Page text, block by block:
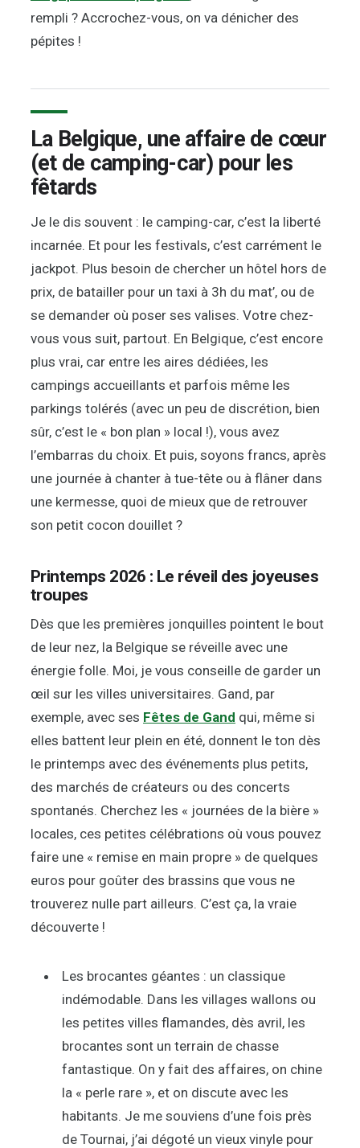
rempli ? Accrochez-vous, on va dénicher des
pépites !
La Belgique, une affaire de cœur
(et de camping-car) pour les
fêtards
Je le dis souvent : le camping-car, c’est la liberté
incarnée. Et pour les festivals, c’est carrément le
jackpot. Plus besoin de chercher un hôtel hors de
prix, de batailler pour un taxi à 3h du mat’, ou de
se demander où poser ses valises. Votre chez-
vous vous suit, partout. En Belgique, c’est encore
plus vrai, car entre les aires dédiées, les
campings accueillants et parfois même les
parkings tolérés (avec un peu de discrétion, bien
sûr, c’est le « bon plan » local !), vous avez
l’embarras du choix. Et puis, soyons francs, après
une journée à chanter à tue-tête ou à flâner dans
une kermesse, quoi de mieux que de retrouver
son petit cocon douillet ?
Printemps 2026 : Le réveil des joyeuses
troupes
Dès que les premières jonquilles pointent le bout
de leur nez, la Belgique se réveille avec une
énergie folle. Moi, je vous conseille de garder un
œil sur les villes universitaires. Gand, par
exemple, avec ses Fêtes de Gand qui, même si
elles battent leur plein en été, donnent le ton dès
le printemps avec des événements plus petits,
des marchés de créateurs ou des concerts
spontanés. Cherchez les « journées de la bière »
locales, ces petites célébrations où vous pouvez
faire une « remise en main propre » de quelques
euros pour goûter des brassins que vous ne
trouverez nulle part ailleurs. C’est ça, la vraie
découverte !
Les brocantes géantes : un classique
indémodable. Dans les villages wallons ou
les petites villes flamandes, dès avril, les
brocantes sont un terrain de chasse
fantastique. On y fait des affaires, on chine
la « perle rare », et on discute avec les
habitants. Je me souviens d’une fois près
de Tournai, j’ai dégoté un vieux vinyle pour